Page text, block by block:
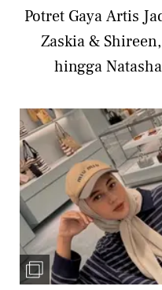
Potret Gaya Artis
Zaskia &
hingga